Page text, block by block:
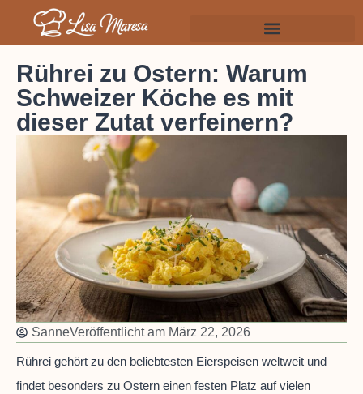
Rührei zu Ostern: Warum
Schweizer Köche es mit
dieser Zutat verfeinern?
SanneVeröffentlicht am März 22, 2026
Rührei gehört zu den beliebtesten Eierspeisen weltweit und
findet besonders zu Ostern einen festen Platz auf vielen